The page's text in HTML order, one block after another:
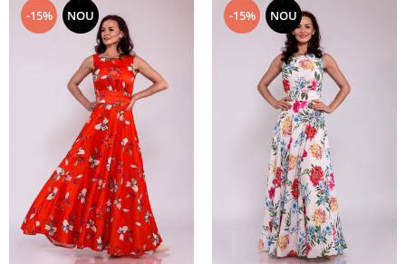
-15% NOU -15% NOU